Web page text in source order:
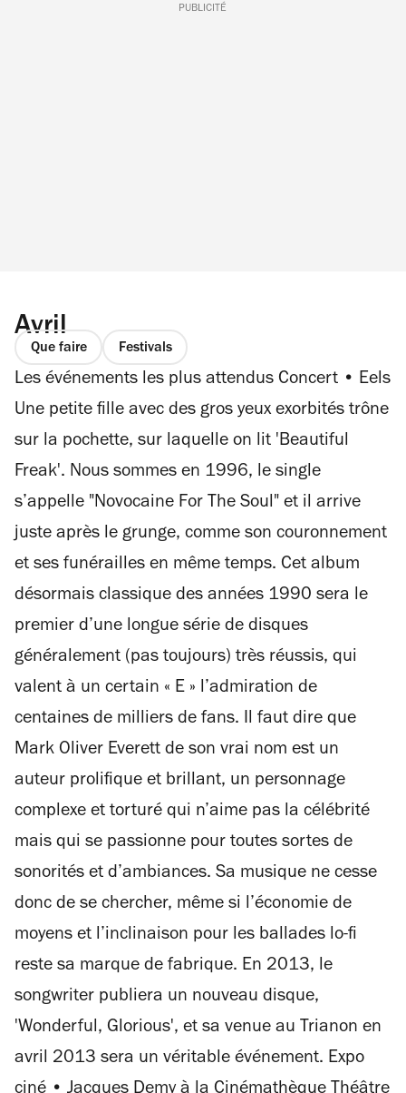
PUBLICITÉ
Avril
Que faire Festivals
Les événements les plus attendus Concert • Eels
Une petite fille avec des gros yeux exorbités trône
sur la pochette, sur laquelle on lit 'Beautiful
Freak'. Nous sommes en 1996, le single
s’appelle "Novocaine For The Soul" et il arrive
juste après le grunge, comme son couronnement
et ses funérailles en même temps. Cet album
désormais classique des années 1990 sera le
premier d’une longue série de disques
généralement (pas toujours) très réussis, qui
valent à un certain « E » l’admiration de
centaines de milliers de fans. Il faut dire que
Mark Oliver Everett de son vrai nom est un
auteur prolifique et brillant, un personnage
complexe et torturé qui n’aime pas la célébrité
mais qui se passionne pour toutes sortes de
sonorités et d’ambiances. Sa musique ne cesse
donc de se chercher, même si l’économie de
moyens et l’inclinaison pour les ballades lo-fi
reste sa marque de fabrique. En 2013, le
songwriter publiera un nouveau disque,
'Wonderful, Glorious', et sa venue au Trianon en
avril 2013 sera un véritable événement. Expo